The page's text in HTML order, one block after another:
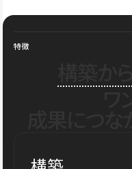
特徴